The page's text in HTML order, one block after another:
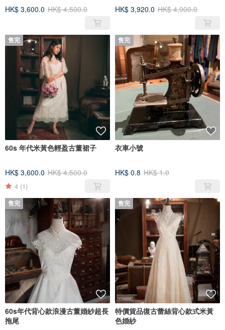
HK$ 3,600.0 HK$ 4,500.0 HK$ 3,920.0 HK$ 4,900.0
售完
60s 年代米黃色輕盈古董裙子
HK$ 3,600.0 HK$ 4,500.0
4 (1)
售完
衣車小號
HK$ 0.8 HK$ 1.0
售完
60s年代背心款浪漫古董婚紗超長
拖尾
售完
特價貨品復古蕾絲背心款式米黃
色婚紗